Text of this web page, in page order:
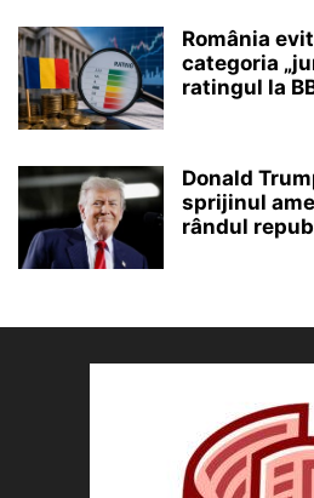
România
categoria
ratingul la
Donald
sprijinul
rândul